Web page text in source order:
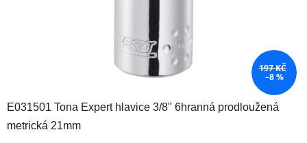
E031501 Tona Expert hlavice 3/8" 6hranná prodloužená
metrická 21mm
197 KČ
–8 %